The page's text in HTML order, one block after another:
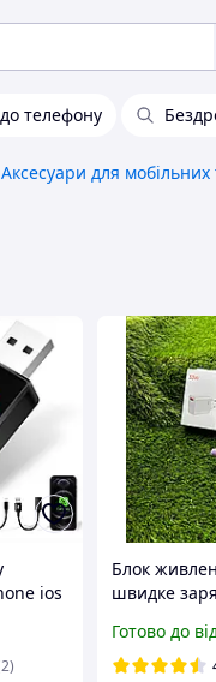
телефону
Аксесуари для мобільних
ios
Блок
швидке
андроїд USB
Готово до